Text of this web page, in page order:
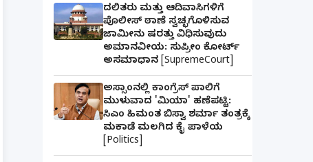
ದಲಿತರು ಮತ್ತು ಆದಿವಾಸಿಗಳಿಗೆ
ಪೊಲೀಸ್ ಠಾಣೆ ಸ್ವಚ್ಛಗೊಳಿಸುವ
ಜಾಮೀನು ಷರತ್ತು ವಿಧಿಸುವುದು
ಅಮಾನವೀಯ: ಸುಪ್ರೀಂ ಕೋರ್ಟ್
ಅಸಮಾಧಾನ [SupremeCourt]
ಅಸ್ಸಾಂನಲ್ಲಿ ಕಾಂಗ್ರೆಸ್ ಪಾಲಿಗೆ
ಮುಳುವಾದ 'ಮಿಯಾ' ಹಣೆಪಟ್ಟಿ:
ಸಿಎಂ ಹಿಮಂತ ಬಿಸ್ವಾ ಶರ್ಮಾ ತಂತ್ರಕ್ಕೆ
ಮಕಾಡೆ ಮಲಗಿದ ಕೈ ಪಾಳೆಯ
[Politics]